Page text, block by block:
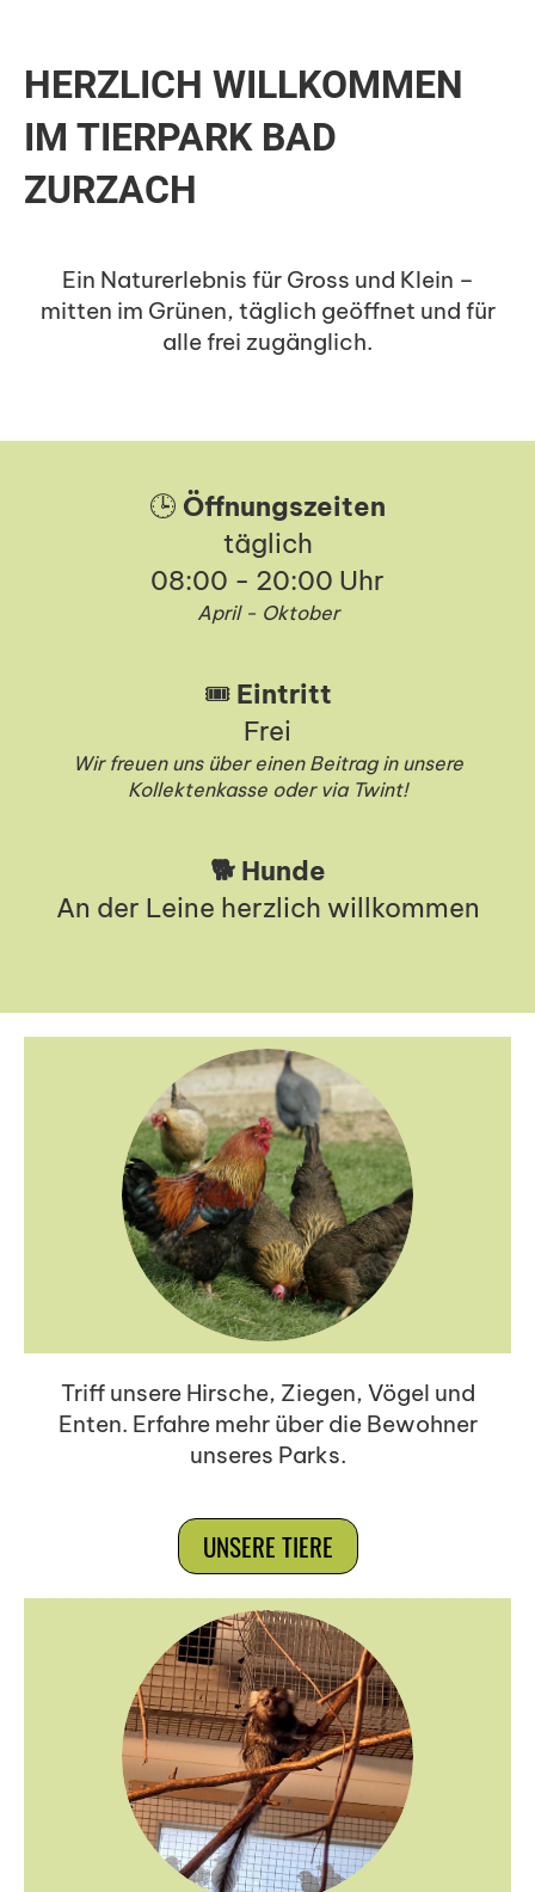
HERZLICH WILLKOMMEN
IM TIERPARK BAD
ZURZACH
Ein Naturerlebnis für Gross und Klein –
mitten im Grünen, täglich geöffnet und für
alle frei zugänglich.
🕒 Öffnungszeiten
täglich
08:00 - 20:00 Uhr
April - Oktober
🎟️ Eintritt
Frei
Wir freuen uns über einen Beitrag in unsere
Kollektenkasse oder via Twint!
🐕 Hunde
An der Leine herzlich willkommen
Triff unsere Hirsche, Ziegen, Vögel und
Enten. Erfahre mehr über die Bewohner
unseres Parks.
UNSERE TIERE